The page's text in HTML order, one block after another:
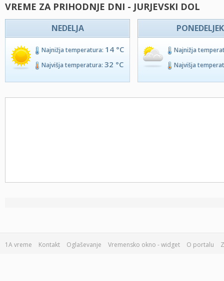
VREME ZA PRIHODNJE DNI - JURJEVSKI DOL
NEDELJA
Najnižja temperatura: 14 °C
Najvišja temperatura: 32 °C
PONEDELJEK
Najnižja
Najvišja
1A vreme Kontakt Oglaševanje Vremensko okno - widget O portalu